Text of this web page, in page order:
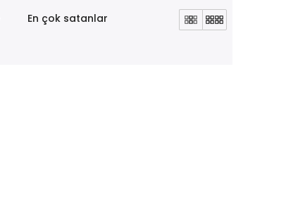
En çok satanlar